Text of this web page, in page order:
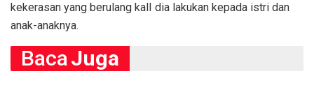
kekerasan yang berulang kalI dia lakukan kepada istri dan
anak-anaknya.
BacaJuga